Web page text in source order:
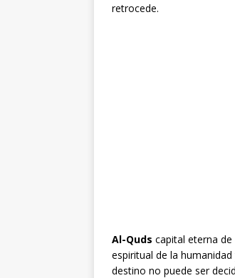
retrocede.
Al-Quds capital eterna de
espiritual de la
destino no puede ser